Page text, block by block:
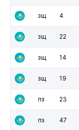
зщ 4
зщ 22
зщ 14
зщ 19
пз 23
пз 47